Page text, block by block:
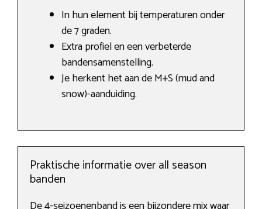
In hun element bij temperaturen onder
de 7 graden.
Extra profiel en een verbeterde
bandensamenstelling.
Je herkent het aan de M+S (mud and
snow)-aanduiding.
Praktische informatie over all season
banden